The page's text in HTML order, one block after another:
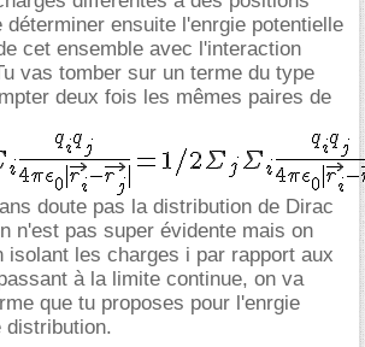
déterminer ensuite l'enrgie potentielle
cet ensemble avec l'interaction
vas tomber sur un terme du type
deux fois les mêmes paires de
doute pas la distribution de Dirac
n'est pas super évidente mais on
isolant les charges i par rapport aux
à la limite continue, on va
que tu proposes pour l'enrgie
distribution.